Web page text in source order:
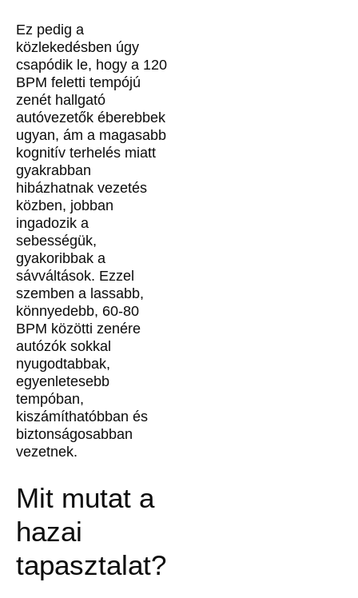
Ez pedig a
közlekedésben úgy
csapódik le, hogy a 120
BPM feletti tempójú
zenét hallgató
autóvezetők éberebbek
ugyan, ám a magasabb
kognitív terhelés miatt
gyakrabban
hibázhatnak vezetés
közben, jobban
ingadozik a
sebességük,
gyakoribbak a
sávváltások. Ezzel
szemben a lassabb,
könnyedebb, 60-80
BPM közötti zenére
autózók sokkal
nyugodtabbak,
egyenletesebb
tempóban,
kiszámíthatóbban és
biztonságosabban
vezetnek.
Mit mutat a
hazai
tapasztalat?